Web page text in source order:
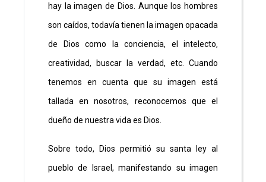
hay la imagen de Dios. Aunque los hombres
son caídos, todavía tienen la imagen opacada
de Dios como la conciencia, el intelecto,
creatividad, buscar la verdad, etc. Cuando
tenemos en cuenta que su imagen está
tallada en nosotros, reconocemos que el
dueño de nuestra vida es Dios.
Sobre todo, Dios permitió su santa ley al
pueblo de Israel, manifestando su imagen